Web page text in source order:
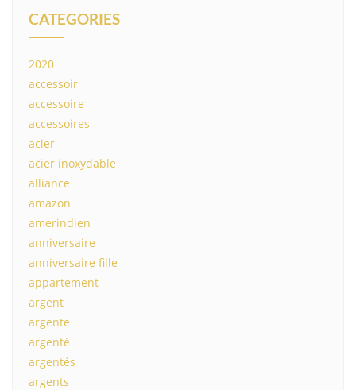
CATEGORIES
2020
accessoir
accessoire
accessoires
acier
acier inoxydable
alliance
amazon
amerindien
anniversaire
anniversaire fille
appartement
argent
argente
argenté
argentés
argents